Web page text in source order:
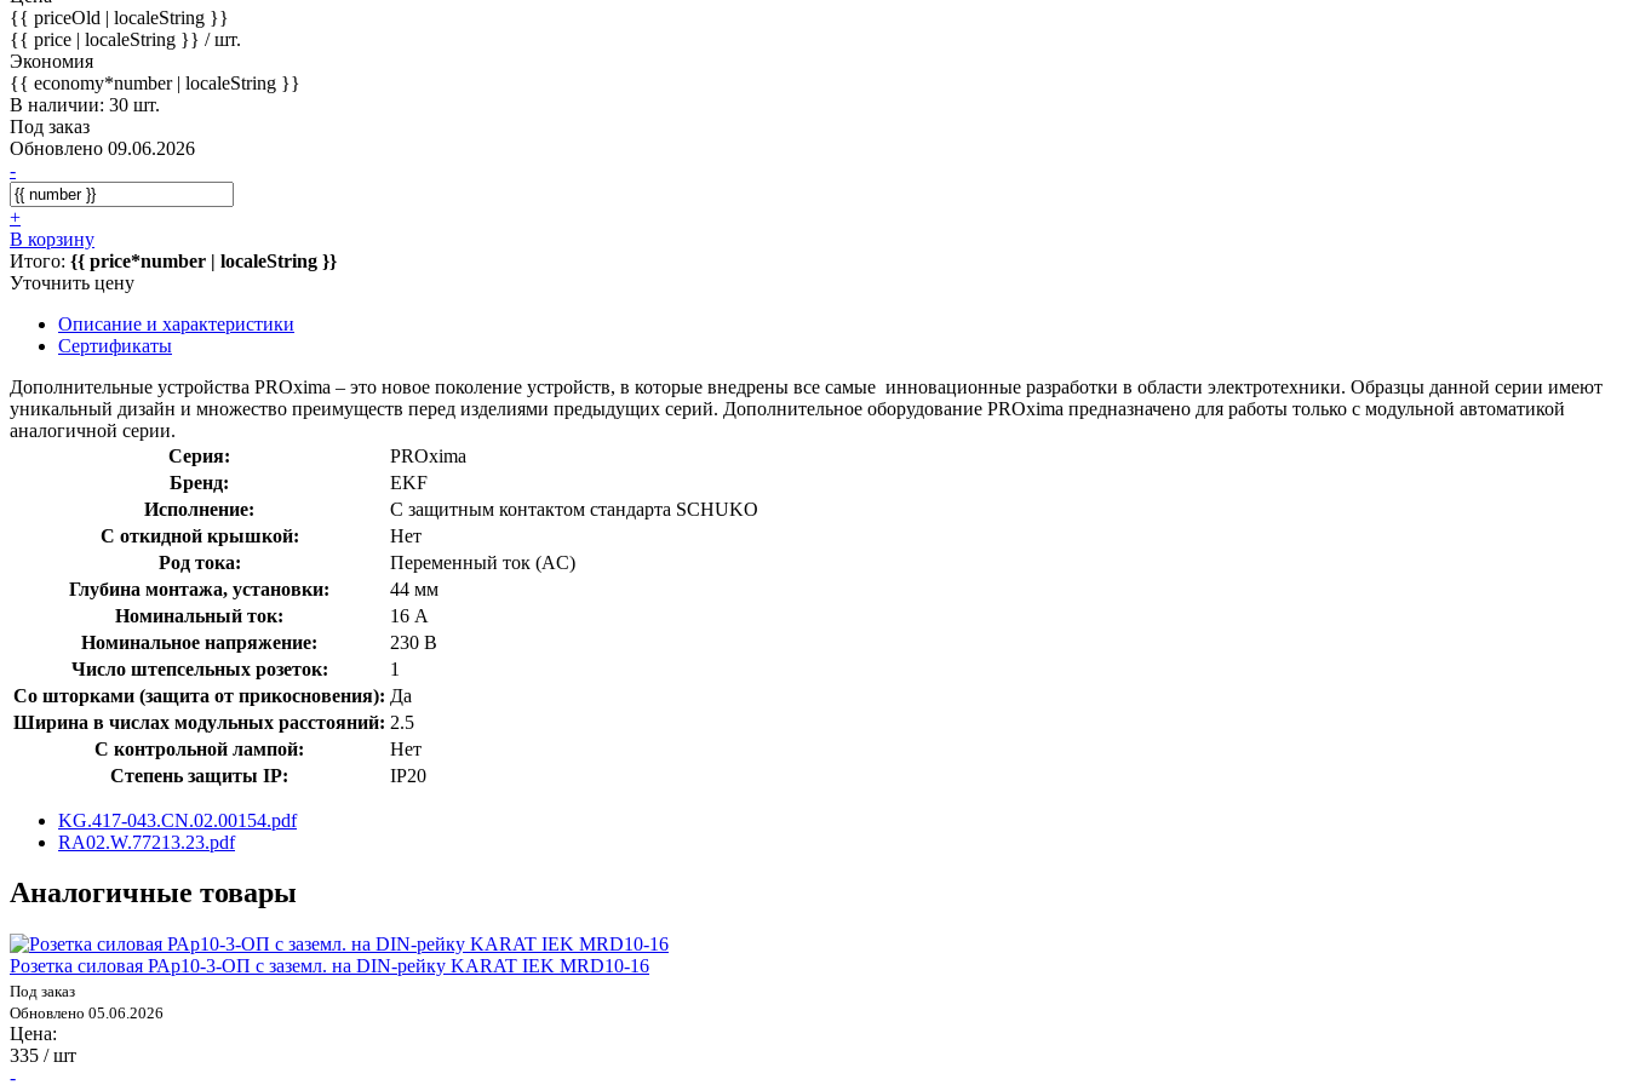
{{ priceOld | localeString }}
{{ price | localeString }} / шт.
Экономия
{{ economy*number | localeString }}
В наличии: 30 шт.
Под заказ
Обновлено 09.06.2026
-
+
В корзину
Итого: {{ price*number | localeString }}
Уточнить цену
Описание и характеристики
Сертификаты
Дополнительные устройства PROxima – это новое поколение устройств, в которые внедрены все самые инновационные разработки в области электротехники. Образцы данной серии имеют
уникальный дизайн и множество преимуществ перед изделиями предыдущих серий. Дополнительное оборудование PROxima предназначено для работы только с модульной автоматикой
аналогичной серии.
Серия:
PROxima
Бренд:
EKF
Исполнение:
С защитным контактом стандарта SCHUKO
С откидной крышкой:
Нет
Род тока:
Переменный ток (AC)
Глубина монтажа, установки:
44 мм
Номинальный ток:
16 А
Номинальное напряжение:
230 В
Число штепсельных розеток:
1
Со шторками (защита от прикосновения): Да
Ширина в числах модульных расстояний: 2.5
С контрольной лампой:
Нет
Степень защиты IP:
IP20
KG.417-043.CN.02.00154.pdf
RA02.W.77213.23.pdf
Аналогичные товары
Розетка силовая РАр10-3-ОП с заземл. на DIN-рейку KARAT IEK MRD10-16
Под заказ
Обновлено 05.06.2026
Цена:
335 / шт
-